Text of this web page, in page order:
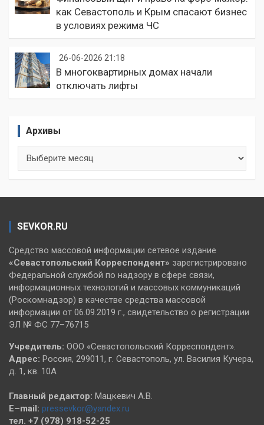
как Севастополь и Крым спасают бизнес
в условиях режима ЧС
26-06-2026 21:18
В многоквартирных домах начали
отключать лифты
Архивы
SEVKOR.RU
Средство массовой информации сетевое издание
«Севастопольский Корреспондент» зарегистрировано
Федеральной службой по надзору в сфере связи,
информационных технологий и массовых коммуникаций
(Роскомнадзор) в качестве средства массовой
информации от 06.09.2019 г., свидетельство о регистрации
ЭЛ № ФС 77–76715
Учредитель: ООО «Севастопольский Корреспондент».
Адрес: Россия, 299011, г. Севастополь, ул. Василия Кучера,
д. 1, кв. 10А
Главный редактор: Мацкевич А.В.
E–mail: pressevkor@yandex.ru
тел. +7 (978) 918-52-25